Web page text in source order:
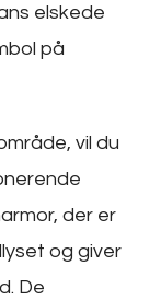
elskede
på
vil du
der er
og giver
De